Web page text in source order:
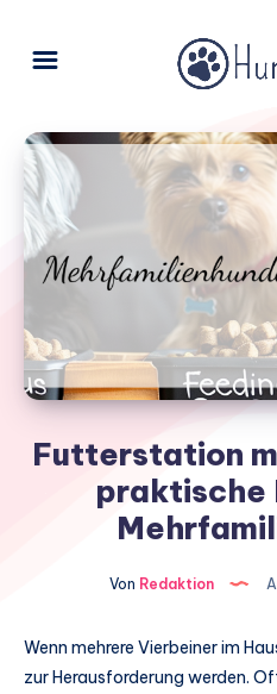
Futterstation
praktische
Von Redaktion
Wenn mehrere Vierbeiner im
zur Herausforderung werden.